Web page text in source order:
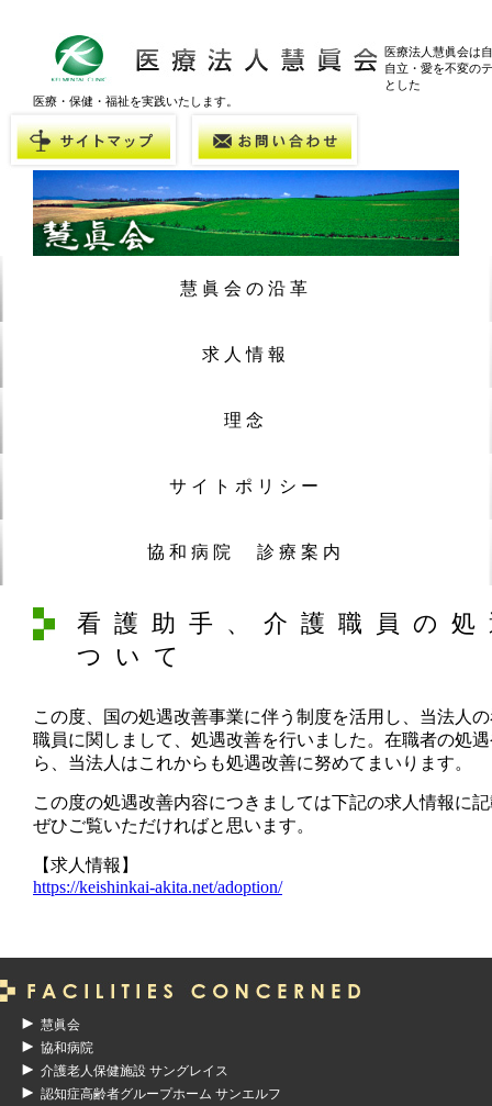
医療法人慧眞会は
自立・愛を不変の
とした
医療・保健・福祉を実践いたします。
慧眞会の沿革
求人情報
理念
サイトポリシー
協和病院 診療案内
看護助手、介護職員の
ついて
この度、国の処遇改善事業に伴う制度を活用し、当法人
職員に関しまして、処遇改善を行いました。在職者の処
ら、当法人はこれからも処遇改善に努めてまいります。
この度の処遇改善内容につきましては下記の求人情報に
ぜひご覧いただければと思います。
【求人情報】
https://keishinkai-akita.net/adoption/
慧眞会
協和病院
介護老人保健施設 サングレイス
認知症高齢者グループホーム サンエルフ